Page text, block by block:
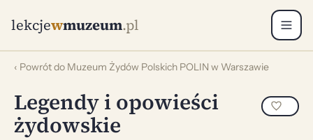
lekcjewmuzeum.pl
‹ Powrót do Muzeum Żydów Polskich POLIN w Warszawie
Legendy i opowieści
żydowskie